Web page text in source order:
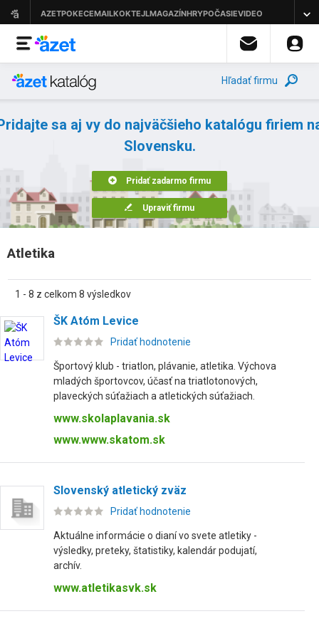
Hľadať firmu
sa aj vy do najväčšieho katalógu firiem
Slovensku.
Pridať zadarmo firmu
Upraviť firmu
Atletika
1 - 8 z celkom 8 výsledkov
ŠK Atóm Levice
Pridať hodnotenie
Športový klub - triatlon, plávanie, atletika. Výchova
mladých športovcov, účasť na triatlotonových,
plaveckých súťažiach a atletických súťažiach.
www.skolaplavania.sk
www.www.skatom.sk
Slovenský atletický zväz
Pridať hodnotenie
Aktuálne informácie o dianí vo svete atletiky -
výsledky, preteky, štatistiky, kalendár podujatí,
archív.
www.atletikasvk.sk